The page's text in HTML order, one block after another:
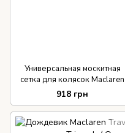
Универсальная москитная
сетка для колясок Maclaren
918 грн